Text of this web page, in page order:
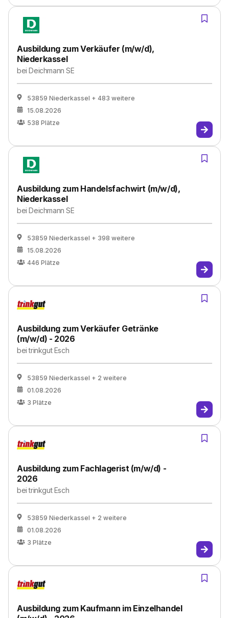
Ausbildung zum Verkäufer (m/w/d),
Niederkassel
beiDeichmann SE
53859 Niederkassel + 483 weitere
15.08.2026
538 Plätze
Ausbildung zum Handelsfachwirt (m/w/d),
Niederkassel
beiDeichmann SE
53859 Niederkassel + 398 weitere
15.08.2026
446 Plätze
Ausbildung zum Verkäufer Getränke
(m/w/d) - 2026
beitrinkgut Esch
53859 Niederkassel + 2 weitere
01.08.2026
3 Plätze
Ausbildung zum Fachlagerist (m/w/d) -
2026
beitrinkgut Esch
53859 Niederkassel + 2 weitere
01.08.2026
3 Plätze
Ausbildung zum Kaufmann im Einzelhandel